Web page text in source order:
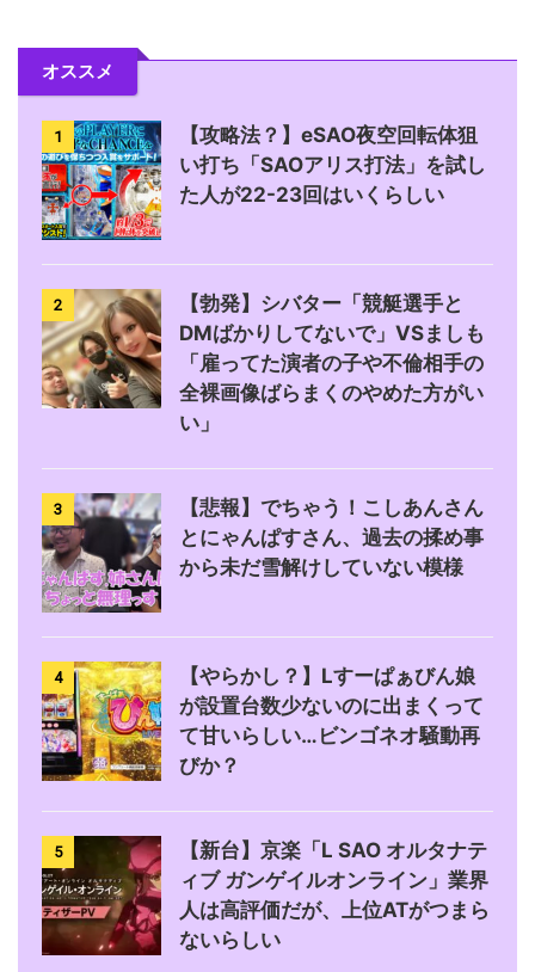
オススメ
1
【攻略法？】eSAO夜空回転体狙
い打ち「SAOアリス打法」を試し
た人が22-23回はいくらしい
2
【勃発】シバター「競艇選手と
DMばかりしてないで」VSましも
「雇ってた演者の子や不倫相手の
全裸画像ばらまくのやめた方がい
い」
3
【悲報】でちゃう！こしあんさん
とにゃんぱすさん、過去の揉め事
から未だ雪解けしていない模様
4
【やらかし？】Lすーぱぁびん娘
が設置台数少ないのに出まくって
て甘いらしい…ビンゴネオ騒動再
びか？
5
【新台】京楽「L SAO オルタナテ
ィブ ガンゲイルオンライン」業界
人は高評価だが、上位ATがつまら
ないらしい